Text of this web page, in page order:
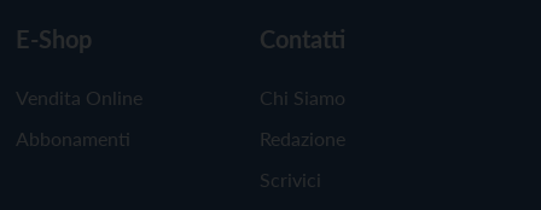
E-Shop
Vendita Online
Abbonamenti
Contatti
Chi Siamo
Redazione
Scrivici